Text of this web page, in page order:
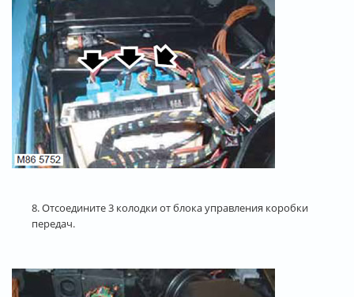
8. Отсоедините 3 колодки от блока управления коробки
передач.